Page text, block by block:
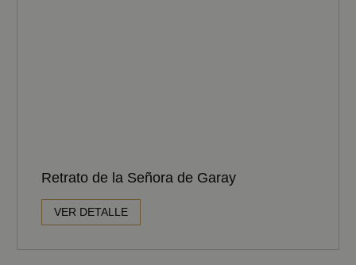
Retrato de la Señora de Garay
VER DETALLE